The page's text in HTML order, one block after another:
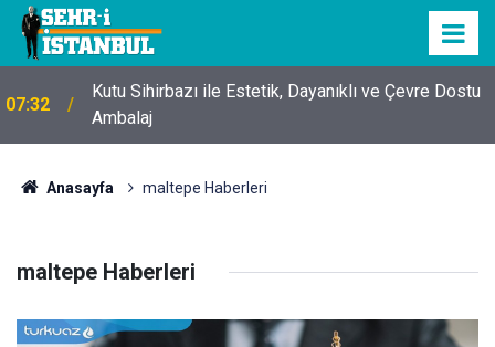
07:32
Kutu Sihirbazı ile Estetik, Dayanıklı ve Çevre Dostu
Ambalaj
Anasayfa maltepe Haberleri
maltepe Haberleri